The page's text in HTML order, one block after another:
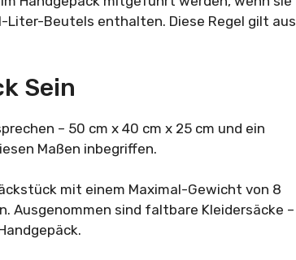
Liter-Beutels enthalten. Diese Regel gilt aus
Sein
– 50 cm x 40 cm x 25 cm und ein
Maßen inbegriffen.
mit einem Maximal-Gewicht von 8
Ausgenommen sind faltbare Kleidersäcke –